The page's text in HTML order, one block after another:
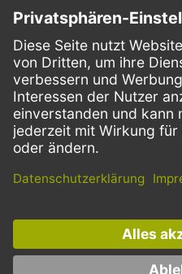
VERSANDARTEN
FacebookInstagramLinkedIn